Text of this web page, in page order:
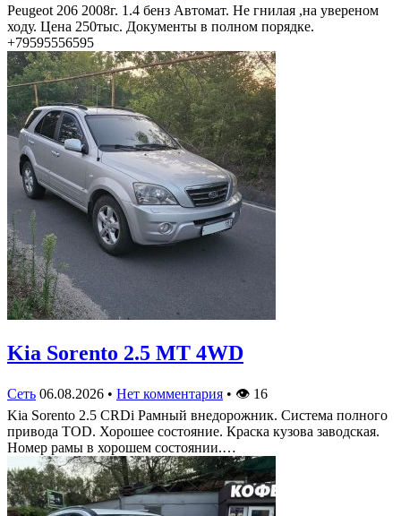
Peugeot 206 2008г. 1.4 бенз Автомат. Не гнилая ,на увереном
ходу. Цена 250тыс. Документы в полном порядке.
+79595556595
Kia Sorento 2.5 MT 4WD
Сеть 06.08.2026 • Нет комментария • 👁 16
Kia Sorento 2.5 CRDi Рамный внедорожник. Система полного
привода TOD. Хорошее состояние. Краска кузова заводская.
Номер рамы в хорошем состоянии.…